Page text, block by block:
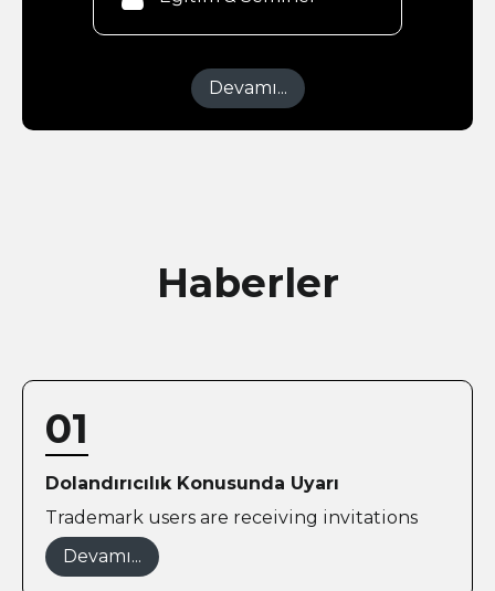
Devamı...
Haberler
01
Dolandırıcılık Konusunda Uyarı
Trademark users are receiving invitations
Devamı...